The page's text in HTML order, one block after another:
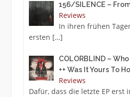
156/SILENCE –
Reviews
In ihren frühen
ersten […]
COLORBLIND –
++ Was It Yours To
Reviews
Dafür, dass die letzte EP erst